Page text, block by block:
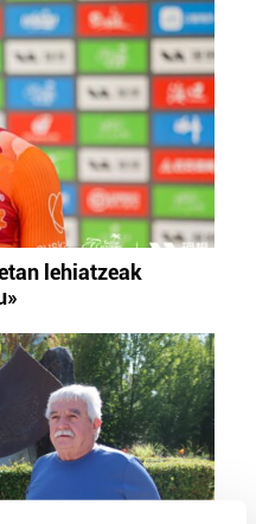
lehiatzeak